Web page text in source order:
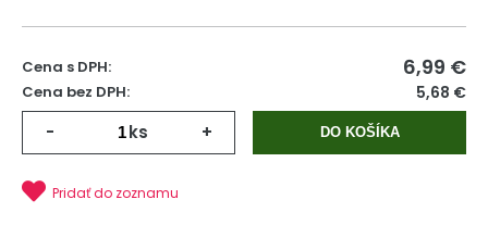
Cena s DPH: 6,99 €
Cena bez DPH: 5,68 €
- ks + DO KOŠÍKA
Pridať do zoznamu